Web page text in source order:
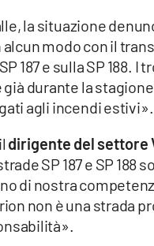
la situazione
modo con il
187 e sulla SP
durante la
agli incendi estivi».
dirigente del settore
SP 187 e SP 188
di nostra
non è una strada